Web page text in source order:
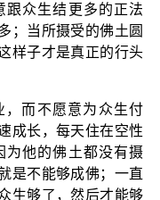
跟众生结更多的正法
；当所摄受的佛土圆
样子才是真正的行头
，而不愿意为众生付
成长，每天住在空性
为他的佛土都没有摄
是不能够成佛；一直
生够了，然后才能够